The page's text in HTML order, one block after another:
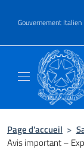
Gouvernement Italien
Site
Page d'accueil >
Avis important –